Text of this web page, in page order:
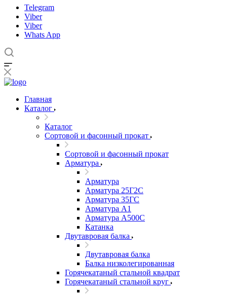
Telegram
Viber
Viber
Whats App
Главная
Каталог
Каталог
Сортовой и фасонный прокат
Сортовой и фасонный прокат
Арматура
Арматура
Арматура 25Г2С
Арматура 35ГС
Арматура А1
Арматура А500С
Катанка
Двутавровая балка
Двутавровая балка
Балка низколегированная
Горячекатаный стальной квадрат
Горячекатаный стальной круг